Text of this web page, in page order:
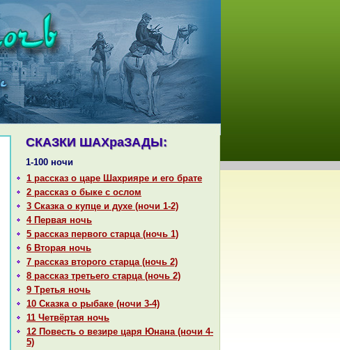
СКАЗКИ ШАХpaЗАДЫ:
1-100 ночи
1 paссказ о царе Шахрияре и его бpaте
2 paссказ о быке с ослом
3 Сказка о купце и духе (ночи 1-2)
4 Первая ночь
5 paссказ первого старца (ночь 1)
6 Втоpaя ночь
7 paссказ второго старца (ночь 2)
8 paссказ третьего старца (ночь 2)
9 Третья ночь
10 Сказка о рыбаке (ночи 3-4)
11 Четвёртая ночь
12 Повесть о везире царя Юнaнa (ночи 4-
5)